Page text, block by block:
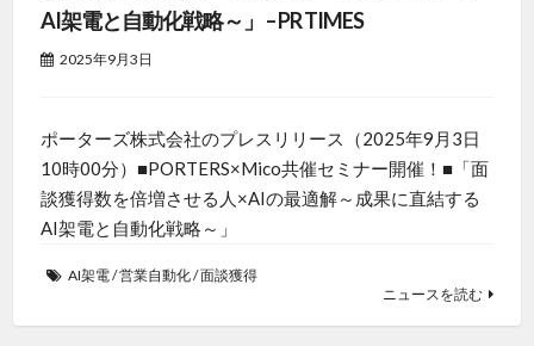
AI架電と自動化戦略～」 – PR TIMES
2025年9月3日
ポーターズ株式会社のプレスリリース（2025年9月3日
10時00分）■PORTERS×Mico共催セミナー開催！■「面
談獲得数を倍増させる人×AIの最適解～成果に直結する
AI架電と自動化戦略～」
AI架電/営業自動化/面談獲得
ニュースを読む